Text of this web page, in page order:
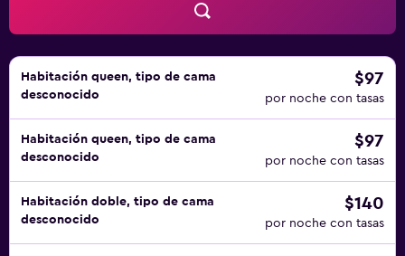
Habitación queen, tipo de cama
desconocido
$97
por noche con tasas
Habitación queen, tipo de cama
desconocido
$97
por noche con tasas
Habitación doble, tipo de cama
desconocido
$140
por noche con tasas